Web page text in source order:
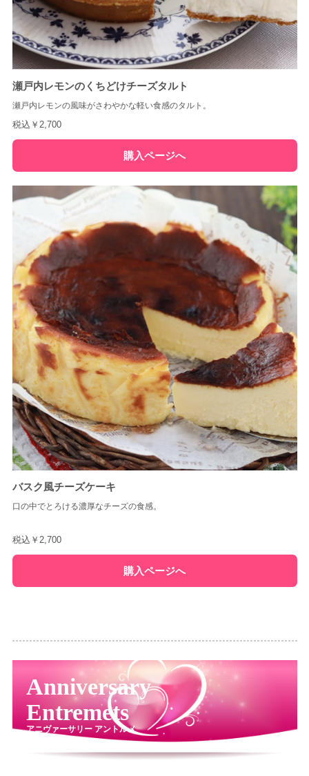
瀬戸内レモンのくちどけチーズタルト
瀬戸内レモンの風味がさわやかな軽い食感のタルト。
税込￥2,700
購入ページへ
バスク風チーズケーキ
口の中でとろける濃厚なチーズの食感。
税込￥2,700
購入ページへ
Anniversary
Entremets
アニヴァーサリー アントルメ